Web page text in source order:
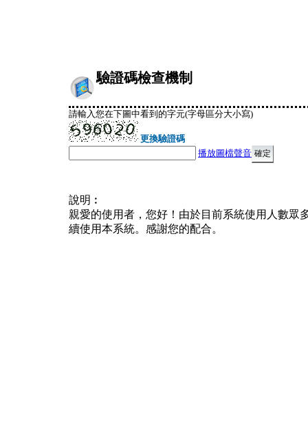
驗證碼檢查機制
請輸入您在下圖中看到的字元(字母區分大小寫)
更換驗證碼
播放圖檔聲音
說明︰
親愛的使用者，您好！由於目前系統使用人數眾
續使用本系統。感謝您的配合。